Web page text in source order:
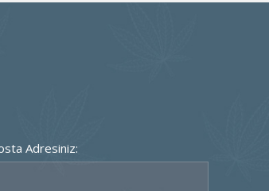
Adresiniz: